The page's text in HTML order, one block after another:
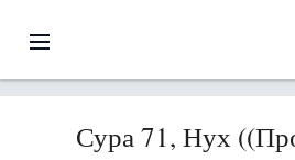
Сура 71, Нух